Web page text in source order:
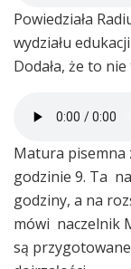
Powiedziała
wydziału
Dodała, że to
Matura pisemna
godzinie 9. Ta
godziny, a na
mówi naczelnik
są